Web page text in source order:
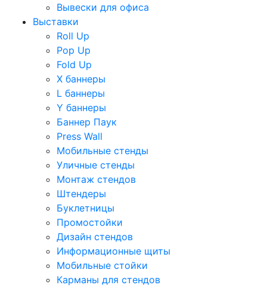
Вывески для офиса
Выставки
Roll Up
Pop Up
Fold Up
Х баннеры
L баннеры
Y баннеры
Баннер Паук
Press Wall
Мобильные стенды
Уличные стенды
Монтаж стендов
Штендеры
Буклетницы
Промостойки
Дизайн стендов
Информационные щиты
Мобильные стойки
Карманы для стендов